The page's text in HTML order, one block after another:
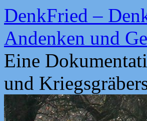
Zum
Inhalt
springen
DenkFried –
Andenken und
Eine
und